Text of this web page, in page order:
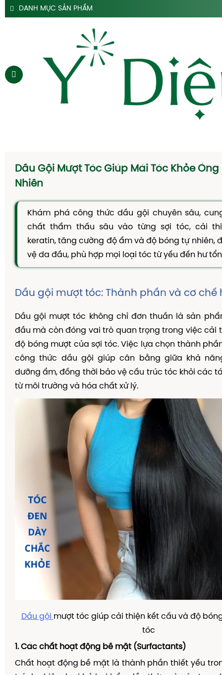
DANH MỤC SẢN PHẨM
SẢN PHẨM HỖ TRỢ DẠ DÀY Y DIỆU
SẢN PHẨM ĐẠI TRÀNG TÁO BÓN Y DIỆU
SẢN PHẨM HÀ THỦ Ô
SẢN PHẨM TAM THẤT Y DIỆU
SIRO HO
CAO DẠ CẨM
HÀ THỦ Ô
TAM THẤT MẬT ONG
CAO DÂY THÌA CANH
DẦU GỘI THẢO DƯỢC
Kiến Thức Về Ho
Kiến Thức Về Dạ Dày
Kiến Thức Về Đại Tràng
Kiến Thức Về Hà Thủ Ô
Kiến Thức Về Tam Thất
Kiến Thức Về Tiểu Đường
Kiến Thức Về Dầu Gội Thảo Dược
Kiến Thức Về Máy Lọc Không Khí
Dầu Gội Mượt Tóc Giúp Mái Tóc Khỏe Óng
Nhiên
Khám phá công thức dầu gội chuyên sâu,
chất thẩm thấu sâu vào từng sợi tóc, cải
keratin, tăng cường độ ẩm và độ bóng tự nhiên,
vệ da đầu, phù hợp mọi loại tóc từ yếu đến hư
Dầu gội mượt tóc: Thành phần và cơ chế
Dầu gội mượt tóc không chỉ đơn thuần là sản
đầu mà còn đóng vai trò quan trọng trong việc cải
độ bóng mượt của sợi tóc. Việc lựa chọn thành
công thức dầu gội giúp cân bằng giữa khả
dưỡng ẩm, đồng thời bảo vệ cấu trúc tóc khỏi các
từ môi trường và hóa chất xử lý.
Dầu gội mượt tóc giúp cải thiện kết cấu và độ
tóc
1. Các chất hoạt động bề mặt (Surfactants)
Chất hoạt động bề mặt là thành phần thiết yếu